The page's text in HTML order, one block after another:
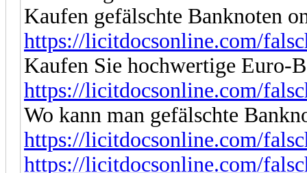
Kaufen gefälschte Banknoten
https://licitdocsonline.com/
Kaufen Sie hochwertige Euro-
https://licitdocsonline.com/
Wo kann man gefälschte
https://licitdocsonline.com/
https://licitdocsonline.com/